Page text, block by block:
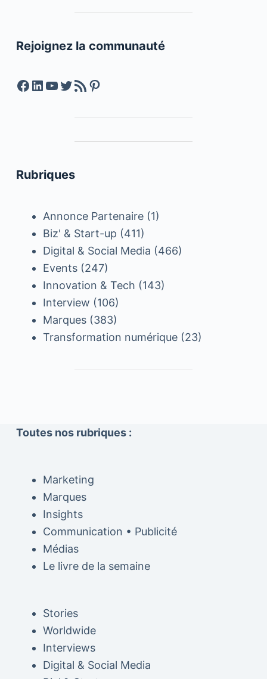
Rejoignez la communauté
Facebook
LinkedIn
YouTube
Twitter
Feed RSSPinterest
Rubriques
Annonce Partenaire(1)
Biz' & Start-up (411)
Digital & Social Media (466)
Events(247)
Innovation & Tech (143)
Interview (106)
Marques(383)
Transformation numérique(23)
Toutes nos rubriques :
Marketing
Marques
Insights
Communication • Publicité
Médias
Le livre de la semaine
Stories
Worldwide
Interviews
Digital & Social Media